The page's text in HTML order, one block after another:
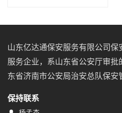
山东亿达通保安服务有限公司
服务企业，系山东省公安厅审
东省济南市公安局治安总队保安
保持联系